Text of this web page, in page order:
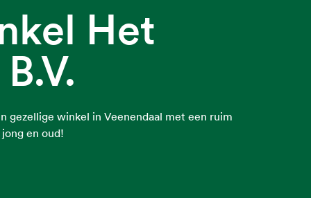
Het
gezellige winkel in Veenendaal met een ruim
en oud!